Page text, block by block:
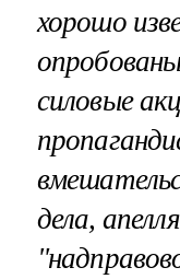
хорошо
силовые
дела,